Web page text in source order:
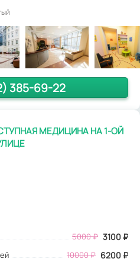
385-69-22
МЕДИЦИНА НА 1-ОЙ
5000₽ 3100 ₽
10000 ₽ 6200 ₽